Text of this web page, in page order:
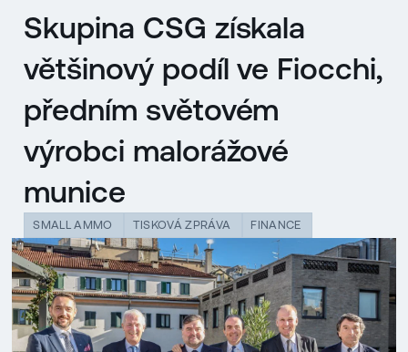
Skupina CSG získala
většinový podíl ve Fiocchi,
předním světovém
výrobci malorážové
munice
SMALL AMMO TISKOVÁ ZPRÁVA FINANCE